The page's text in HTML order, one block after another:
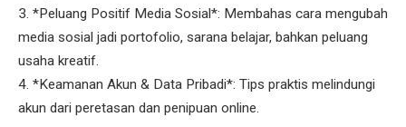
3. *Peluang Positif Media Sosial*: Membahas cara mengubah
media sosial jadi portofolio, sarana belajar, bahkan peluang
usaha kreatif.
4. *Keamanan Akun & Data Pribadi*: Tips praktis melindungi
akun dari peretasan dan penipuan online.